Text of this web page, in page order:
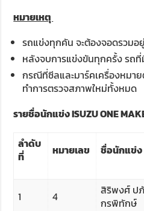
หมายเหตุ
รถแข่งทุกคัน จะต้องจอดรวมอ
หลังจบการแข่งขันทุกครั้ง รถ
กรณีที่ซีลและมาร์คเครื่องหมา
ทำการตรวจสภาพใหม่ทั้งหมด
รายชื่อนักแข่งISUZU ONE
ลำดับ
ที่
หมายเลข ชื่อนักแข่ง
1 4
สิริพงศ์ ป
กรพิทักษ์